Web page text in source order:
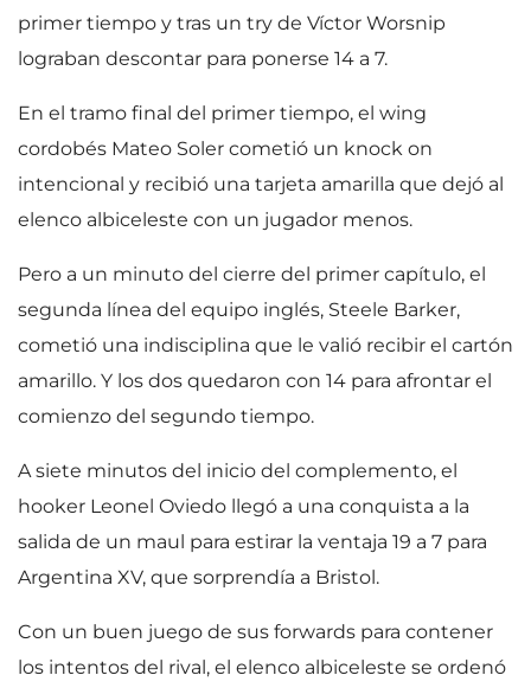
primer tiempo y tras un try de Víctor Worsnip
lograban descontar para ponerse 14 a 7.
En el tramo final del primer tiempo, el wing
cordobés Mateo Soler cometió un knock on
intencional y recibió una tarjeta amarilla que dejó al
elenco albiceleste con un jugador menos.
Pero a un minuto del cierre del primer capítulo, el
segunda línea del equipo inglés, Steele Barker,
cometió una indisciplina que le valió recibir el cartón
amarillo. Y los dos quedaron con 14 para afrontar el
comienzo del segundo tiempo.
A siete minutos del inicio del complemento, el
hooker Leonel Oviedo llegó a una conquista a la
salida de un maul para estirar la ventaja 19 a 7 para
Argentina XV, que sorprendía a Bristol.
Con un buen juego de sus forwards para contener
los intentos del rival, el elenco albiceleste se ordenó